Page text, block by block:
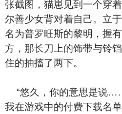
张截图，猫崽见到一个穿
尔善少女背对着自己。立
名为普罗旺斯的黎明，握
方，那长刀上的饰带与铃
住的抽搐了两下。
“悠久，你的意思是说
我在游戏中的付费下载名